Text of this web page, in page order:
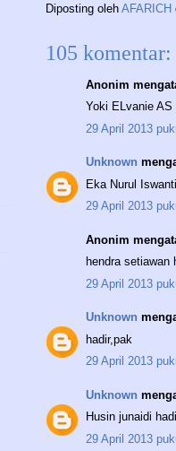
Diposting oleh AFARICH
105 komentar:
Anonim
Yoki ELvanie AS
29 April 2013
Unknown
Eka Nurul
29 April 2013
Anonim
hendra setiawan
29 April 2013
Unknown
hadir,pak
29 April 2013
Unknown
Husin junaidi
29 April 2013